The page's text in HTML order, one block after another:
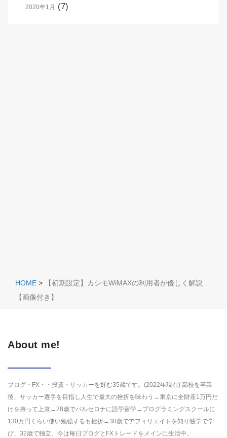
2020年1月 (7)
HOME >
【初期設定】カシモWiMAXの利用者が優しく解説
【画像付き】
About me!
ブログ・FX・・投資・サッカーを好む35歳です。(2022年現在) 高校を卒業
後、サッカー選手を目指し人生で最大の挫折を味わう→東京に全財産1万円だ
けを持って上京→28歳でバルセロナに語学留学→プログラミングスクールに
130万円くらい使い勉強するも挫折→30歳でアフィリエイトを知り独学で学
び、32歳で独立。今は毎日ブログとFXトレードをメインに生活中。